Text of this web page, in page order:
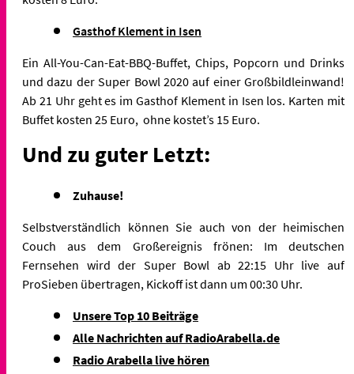
Gasthof Klement in Isen
Ein All-You-Can-Eat-BBQ-Buffet, Chips, Popcorn und Drinks
und dazu der Super Bowl 2020 auf einer Großbildleinwand!
Ab 21 Uhr geht es im Gasthof Klement in Isen los. Karten mit
Buffet kosten 25 Euro, ohne kostet’s 15 Euro.
Und zu guter Letzt:
Zuhause!
Selbstverständlich können Sie auch von der heimischen
Couch aus dem Großereignis frönen: Im deutschen
Fernsehen wird der Super Bowl ab 22:15 Uhr live auf
ProSieben übertragen, Kickoff ist dann um 00:30 Uhr.
Unsere Top 10 Beiträge
Alle Nachrichten auf RadioArabella.de
Radio Arabella live hören